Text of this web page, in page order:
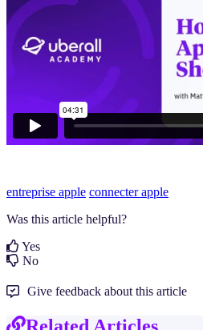
entreprise apple connecter apple
Was this article helpful?
Yes
No
Give feedback about this article